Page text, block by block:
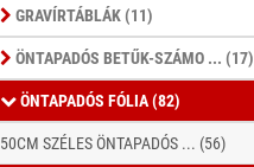
GRAVÍRTÁBLÁK (11)
ÖNTAPADÓS BETŰK-SZÁMO ... (17)
ÖNTAPADÓS FÓLIA (82)
50CM SZÉLES ÖNTAPADÓS ... (56)